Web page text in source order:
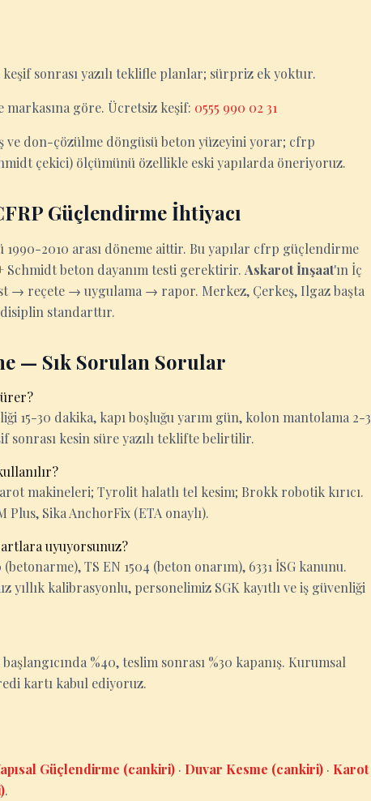
sonrası yazılı teklifle planlar; sürpriz ek yoktur.
markasına göre. Ücretsiz keşif: 0555 990 02 31
ve don-çözülme döngüsü beton yüzeyini yorar; cfrp
çekici) ölçümünü özellikle eski yapılarda öneriyoruz.
Güçlendirme İhtiyacı
1990-2010 arası döneme aittir. Bu yapılar cfrp güçlendirme
Schmidt beton dayanım testi gerektirir. Askarot İnşaat'ın İç
→ reçete → uygulama → rapor. Merkez, Çerkeş, Ilgaz başta
standarttır.
— Sık Sorulan Sorular
15-30 dakika, kapı boşluğu yarım gün, kolon mantolama 2-3
sonrası kesin süre yazılı teklifte belirtilir.
makineleri; Tyrolit halatlı tel kesim; Brokk robotik kırıcı.
Sika AnchorFix (ETA onaylı).
uyuyorsunuz?
TS EN 1504 (beton onarım), 6331 İSG kanunu.
yıllık kalibrasyonlu, personelimiz SGK kayıtlı ve iş güvenliği
%40, teslim sonrası %30 kapanış. Kurumsal
kartı kabul ediyoruz.
Güçlendirme (cankiri) · Duvar Kesme (cankiri) · Karot
.